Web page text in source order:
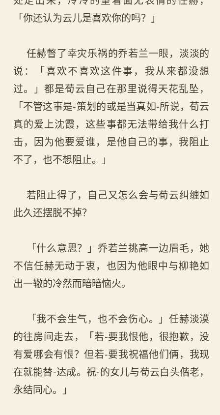
「你还认为云儿是喜欢你的吗？」
任赫瞥了幸灾乐祸的乔若兰一眼，淡淡的
说：「喜欢不喜欢这件事，我从来都没想
过。」都是荀云自己在那里说得天花乱坠，
「不管这事是-策划的或是当真如-所说，荀云
真的爱上沈霞，这些事都无法带给我什么打
击，因为他要爱谁，是他自己的事，我阻止
不了，也不想阻止。」
若阻止得了，自己又怎么会与荀云纠缠如
此久还摆脱不掉？
「什么意思？」乔若兰挑高一边眉毛，她
不信任赫无动于衷，也因为他眼中与柳艳如
出一辙的冷然而暗暗恼火。
「我不会生气，也不会伤心。」任赫淡漠
的往房间走去，「若-要我恨他，很抱歉，没
有爱哪会有恨？但若-要我祝福他们俩，我现
在就能替-达成。祝-的女儿与荀云白头偕老，
永结同心。」